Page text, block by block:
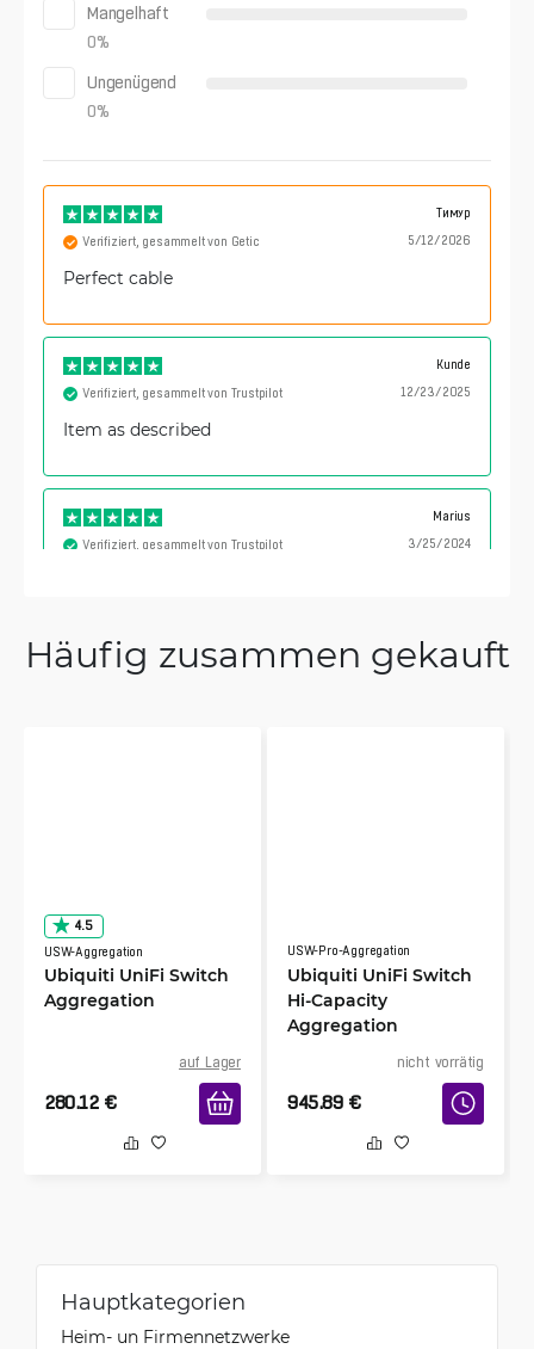
Mangelhaft
0%
Ungenügend
0%
Тимур
5/12/2026
Verifiziert, gesammelt von Getic
Perfect cable
Kunde
12/23/2025
Verifiziert, gesammelt von Trustpilot
Item as described
Marius
3/25/2024
Verifiziert, gesammelt von Trustpilot
Mamdhooh
Häufig zusammen gekauft
4.5
USW-Aggregation
Ubiquiti UniFi Switch
Aggregation
auf Lager
280.12 €
USW-Pro-Aggregation
Ubiquiti UniFi Switch
Hi-Capacity
Aggregation
nicht vorrätig
945.89 €
Hauptkategorien
Heim- un Firmennetzwerke